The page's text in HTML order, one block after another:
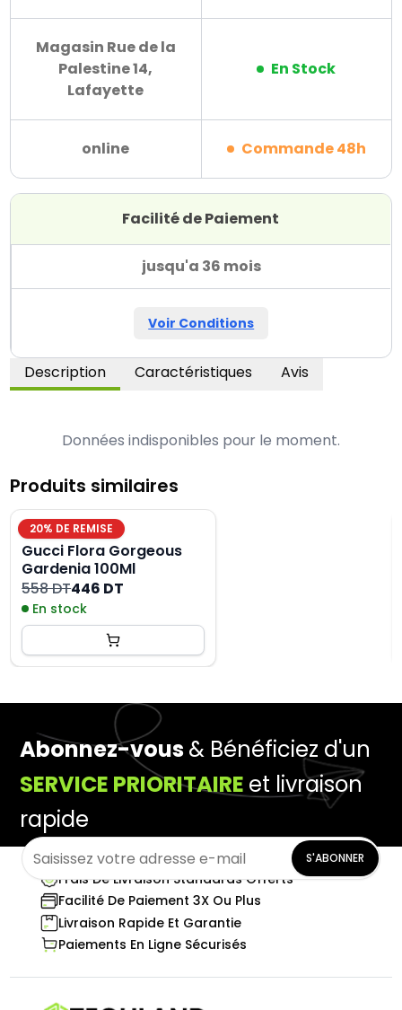
Magasin Rue de la
Palestine 14,
Lafayette
En Stock
online Commande 48h
Facilité de Paiement
jusqu'a 36 mois
Voir Conditions
Description Caractéristiques Avis
Données indisponibles pour le moment.
Produits similaires
20% DE REMISE
Gucci Flora Gorgeous
Gardenia 100Ml
558 DT446 DT
En stock
Abonnez-vous& Bénéficiez d'un
SERVICE PRIORITAIRE et livraison
rapide
S'ABONNER
Frais De Livraison Standards Offerts
Facilité De Paiement 3X Ou Plus
Livraison Rapide Et Garantie
Paiements En Ligne Sécurisés